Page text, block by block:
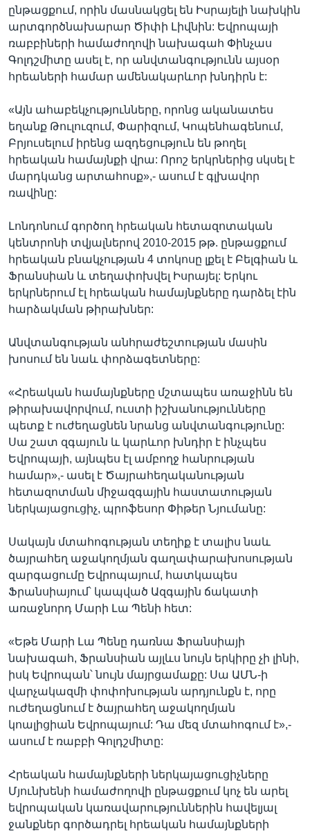
ընթացքում, որին մասնակցել են Իսրայելի նախկին
արտգործնախարար Ծիփի Լիվնին: Եվրոպայի
ռաբբիների համաժողովի նախագահ Փինչաս
Գոլդշմիտը ասել է, որ անվտանգությունն այսօր
հրեաների համար ամենակարևոր խնդիրն է:
«Այն ահաբեկչությունները, որոնց ականատես
եղանք Թուլուզում, Փարիզում, Կոպենհագենում,
Բրյուսելում իրենց ազդեցություն են թողել
հրեական համայնքի վրա: Որոշ երկրներից սկսել է
մարդկանց արտահոսք»,- ասում է գլխավոր
ռավինը:
Լոնդոնում գործող հրեական հետազոտական
կենտրոնի տվյալներով 2010-2015 թթ. ընթացքում
հրեական բնակչության 4 տոկոսը լքել է Բելգիան և
Ֆրանսիան և տեղափոխվել Իսրայել: Երկու
երկրներում էլ հրեական համայնքները դարձել էին
հարձակման թիրախներ:
Անվտանգության անհրաժեշտության մասին
խոսում են նաև փորձագետները:
«Հրեական համայնքները մշտապես առաջինն են
թիրախավորվում, ուստի իշխանությունները
պետք է ուժեղացնեն նրանց անվտանգությունը:
Սա շատ զգայուն և կարևոր խնդիր է ինչպես
Եվրոպայի, այնպես էլ ամբողջ հանրության
համար»,- ասել է Ծայրահեղականության
հետազոտման միջազգային հաստատության
ներկայացուցիչ, պրոֆեսոր Փիթեր Նյումանը:
Սակայն մտահոգության տեղիք է տալիս նաև
ծայրահեղ աջակողմյան գաղափարախոսության
զարգացումը Եվրոպայում, հատկապես
Ֆրանսիայում՝ կապված Ազգային ճակատի
առաջնորդ Մարի Լա Պենի հետ:
«Եթե Մարի Լա Պենը դառնա Ֆրանսիայի
նախագահ, Ֆրանսիան այլևս նույն երկիրը չի լինի,
իսկ Եվրոպան՝ նույն մայրցամաքը: Սա ԱՄՆ-ի
վարչակազմի փոփոխության արդյունքն է, որը
ուժեղացնում է ծայրահեղ աջակողմյան
կոալիցիան Եվրոպայում: Դա մեզ մտահոգում է»,-
ասում է ռաբբի Գոլդշմիտը:
Հրեական համայնքների ներկայացուցիչները
Մյունխենի համաժողովի ընթացքում կոչ են արել
եվրոպական կառավարություններին հավելյալ
ջանքներ գործադրել հրեական համայնքների